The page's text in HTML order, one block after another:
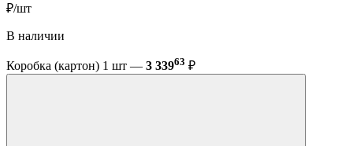
₽/шт
В наличии
Коробка (картон) 1 шт — 3 33963 ₽